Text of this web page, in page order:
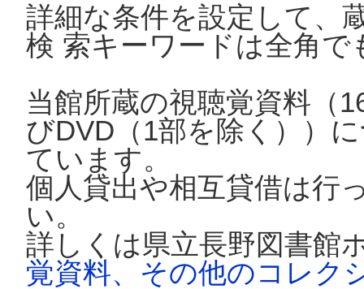
詳細な条件を設定して、
検 索キーワードは全角
当館所蔵の視聴覚資料（
びDVD（1部を除く））
ています。
個人貸出や相互貸借は行
い。
詳しくは県立長野図書館
覚資料、その他のコレク